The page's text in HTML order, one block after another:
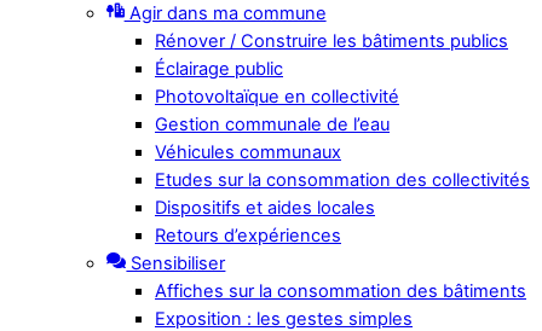
Agir dans ma commune
Rénover / Construire les bâtiments publics
Éclairage public
Photovoltaïque en collectivité
Gestion communale de l’eau
Véhicules communaux
Etudes sur la consommation des collectivités
Dispositifs et aides locales
Retours d’expériences
Sensibiliser
Affiches sur la consommation des bâtiments
Exposition : les gestes simples